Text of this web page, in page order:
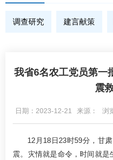
调查研究 建言献策
我省6名农工党员第一
震
日期：2023-12-21 来源： 浏
12月18日23时59分，甘
震。灾情就是命令，时间就是